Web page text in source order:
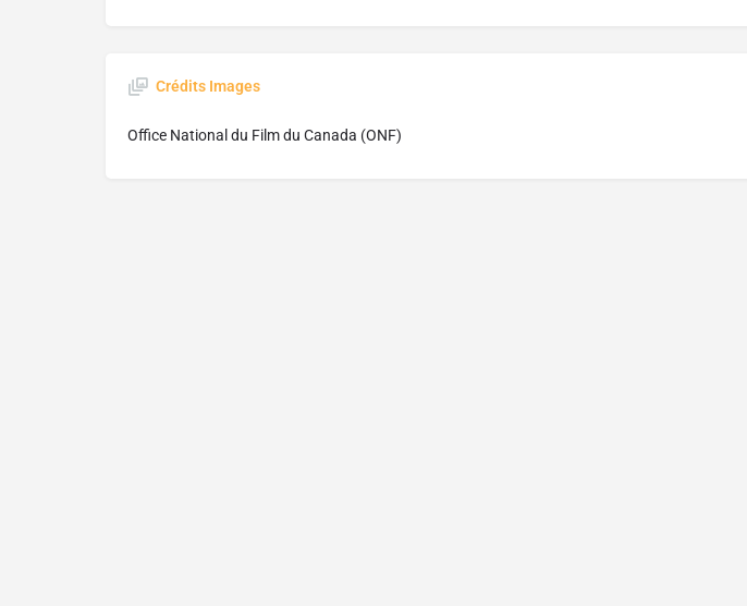
Crédits Images
Office National du Film du Canada (ONF)